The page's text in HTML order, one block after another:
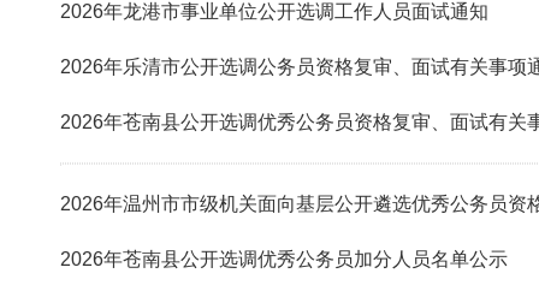
2026年龙港市事业单位公开选调工作人员面试通知
2026年乐清市公开选调公务员资格复审、面试有关事项
2026年苍南县公开选调优秀公务员资格复审、面试有关
2026年温州市市级机关面向基层公开遴选优秀公务员资
2026年苍南县公开选调优秀公务员加分人员名单公示